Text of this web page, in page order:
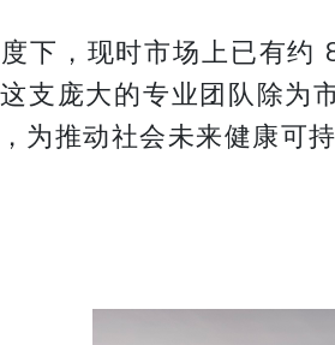
下，现时市场上已有
支庞大的专业团队除为
为推动社会未来健康可